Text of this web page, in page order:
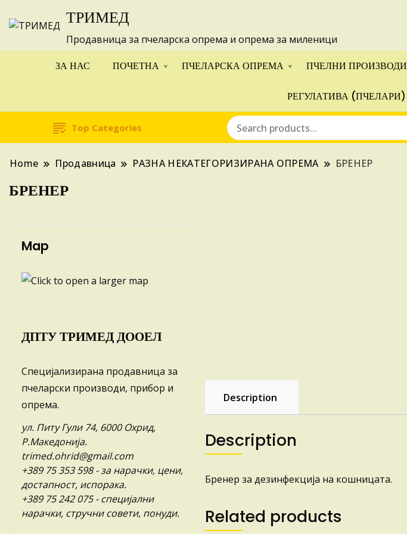
ТРИМЕД
Продавница за пчеларска опрема и опрема за миленици
ЗА НАС ПОЧЕТНА ПЧЕЛАРСКА ОПРЕМА ПЧЕЛНИ ПРОИЗВОДИ
РЕГУЛАТИВА (ПЧЕЛАРИ)
Top Categories
Home Продавница РАЗНА НЕКАТЕГОРИЗИРАНА ОПРЕМА БРЕНЕР
БРЕНЕР
Description
Description
Бренер за дезинфекција на кошницата.
Related products
Map
ДПТУ ТРИМЕД ДООЕЛ
Специјализирана продавница за
пчеларски производи, прибор и
опрема.
ул. Питу Гули 74, 6000 Охрид,
Р.Македонија.
trimed.ohrid@gmail.com
+389 75 353 598- за нарачки, цени,
достапност, испорака.
+389 75 242 075- специјални
нарачки, стручни совети, понуди.